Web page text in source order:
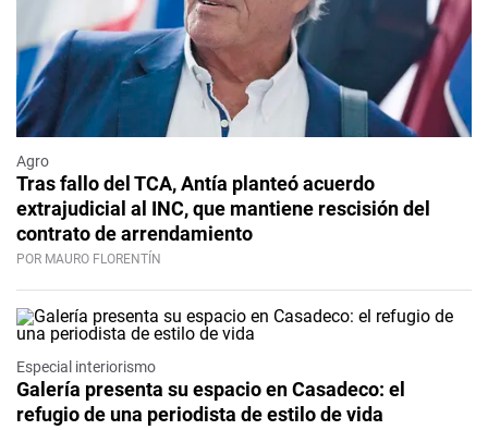
Agro
Tras fallo del TCA, Antía planteó acuerdo
extrajudicial al INC, que mantiene rescisión del
contrato de arrendamiento
POR MAURO FLORENTÍN
Especial interiorismo
Galería presenta su espacio en Casadeco: el
refugio de una periodista de estilo de vida